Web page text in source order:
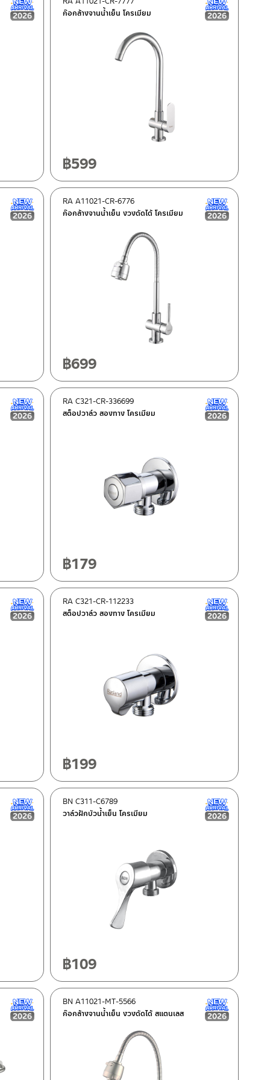
ก๊อกล้างจานน้ำเย็น โครเมียม
฿599
New Arrival สินค้าใหม่ ปี 2026
ก๊อกล้างจานน้ำเย็น งวงดัดได้ โครเมียม
RA A11021-CR-6776
฿699
New Arrival สินค้าใหม่ ปี 2026
สต็อปวาล์ว สองทาง โครเมียม
RA C321-CR-336699
฿179
New Arrival สินค้าใหม่ ปี 2026
สต็อปวาล์ว สองทาง โครเมียม
RA C321-CR-112233
฿199
New Arrival สินค้าใหม่ ปี 2026
วาล์วฝักบัวน้ำเย็น โครเมียม
BN C311-C6789
฿109
New Arrival สินค้าใหม่ ปี 2026
ก๊อกล้างจานน้ำเย็น งวงดัดได้ สแตนเลส
BN A11021-MT-5566